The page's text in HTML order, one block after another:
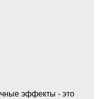
эффекты - это